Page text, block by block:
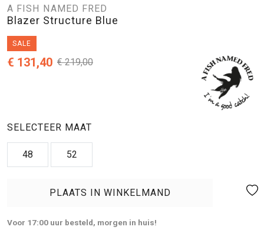
A FISH NAMED FRED
Blazer Structure Blue
SALE
€ 219,00
€ 131,40
SELECTEER MAAT
48 52
PLAATS IN WINKELMAND
Voor 17:00 uur besteld, morgen in huis!